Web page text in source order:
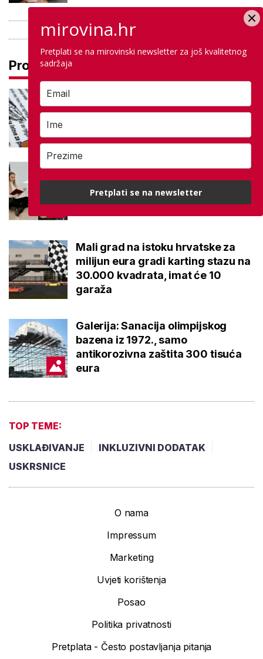
Pročitaj još
boje, a samo je jednom bila tema
Ovo je 10 srednjoškolskih
smjerova u Karlovačkoj županiji
koje su 2026. upisali najbolji
Mali grad na istoku hrvatske za
milijun eura gradi karting stazu na
30.000 kvadrata, imat će 10
garaža
Galerija: Sanacija olimpijskog
bazena iz 1972., samo
antikorozivna zaštita 300 tisuća
eura
TOP TEME:
USKLAĐIVANJE
INKLUZIVNI DODATAK
USKRSNICE
O nama
Impressum
Marketing
Uvjeti korištenja
Posao
Politika privatnosti
Pretplata - Često postavljanja pitanja
mirovina.hr
Pretplati se na mirovinski newsletter za još kvalitetnog
sadržaja
Pretplati se na newsletter